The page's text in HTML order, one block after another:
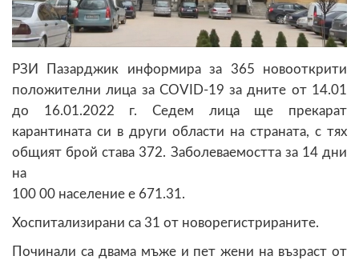
РЗИ Пазарджик информира за 365 новооткрити
положителни лица за COVID-19 за дните от 14.01
до 16.01.2022 г. Седем лица ще прекарат
карантината си в други области на страната, с тях
общият брой става 372. Заболеваемостта за 14 дни
на
100 00 население е 671.31.
Хоспитализирани са 31 от новорегистрираните.
Починали са двама мъже и пет жени на възраст от